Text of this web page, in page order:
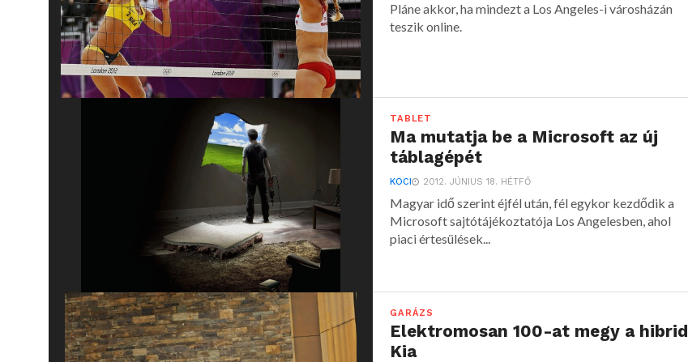
Pláne akkor, ha mindezt a Los Angeles-i városházán
teszik online.
TABLET
Ma mutatja be a Microsoft az új
táblagépét
KOCI 2012. JÚNIUS 18. HÉTFŐ
Magyar idő szerint éjfél után, fél egykor kezdődik a
Microsoft sajtótájékoztatója Los Angelesben, ahol
piaci értesülések...
GARÁZS
Elektromosan 100-at megy a hibrid
Kia